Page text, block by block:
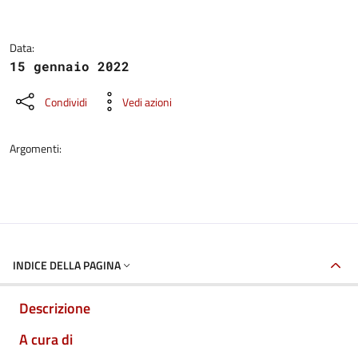
Data:
15 gennaio 2022
Condividi Vedi azioni
Argomenti:
INDICE DELLA PAGINA
Descrizione
A cura di